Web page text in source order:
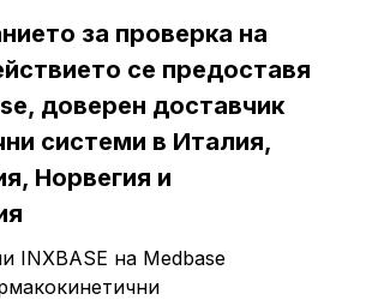
за проверка на
се предоставя
доверен доставчик
системи в Италия,
Норвегия и
INXBASE на Medbase